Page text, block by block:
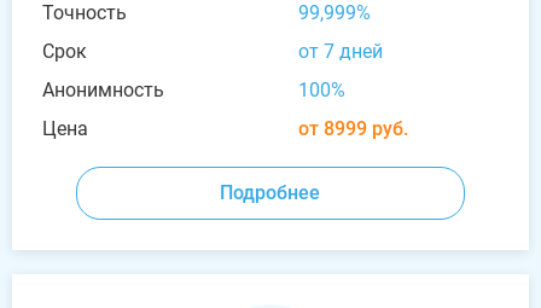
Точность
99,999%
Срок
от 7 дней
Анонимность
100%
Цена
от 8999 руб.
Подробнее